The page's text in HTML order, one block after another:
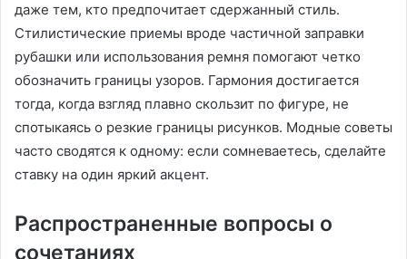
даже тем, кто предпочитает сдержанный стиль.
Стилистические приемы вроде частичной заправки
рубашки или использования ремня помогают четко
обозначить границы узоров. Гармония достигается
тогда, когда взгляд плавно скользит по фигуре, не
спотыкаясь о резкие границы рисунков. Модные советы
часто сводятся к одному: если сомневаетесь, сделайте
ставку на один яркий акцент.
Распространенные вопросы о
сочетаниях